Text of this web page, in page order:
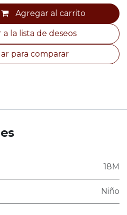
Agregar al carrito
para comparar
la lista de deseos
18M
Niño